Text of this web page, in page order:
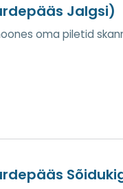
Jalgsi)
oma piletid